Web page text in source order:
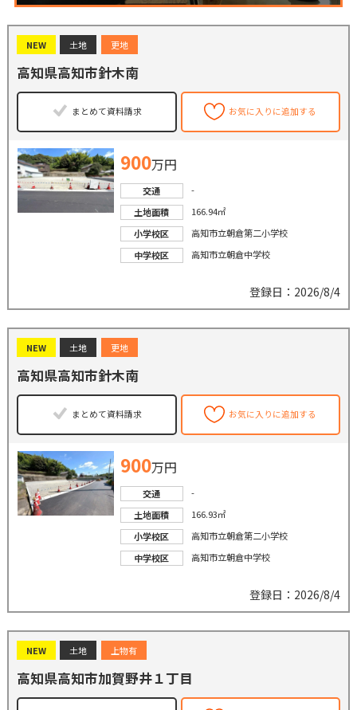
NEW 土地 更地
高知県高知市針木南
まとめて資料請求 お気に入りに追加する
900万円
交通
-
土地面積
166.94㎡
小学校区
高知市立朝倉第二小学校
中学校区
高知市立朝倉中学校
登録日：2026/8/4
NEW 土地 更地
高知県高知市針木南
まとめて資料請求 お気に入りに追加する
900万円
交通
-
土地面積
166.93㎡
小学校区
高知市立朝倉第二小学校
中学校区
高知市立朝倉中学校
登録日：2026/8/4
NEW 土地 上物有
高知県高知市加賀野井１丁目